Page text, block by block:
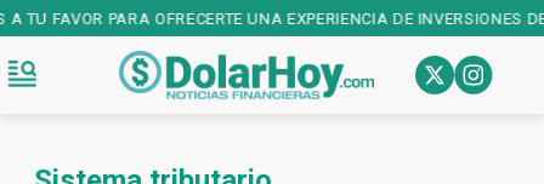
FAVOR PARA OFRECERTE UNA EXPERIENCIA DE INVERSIONES DE